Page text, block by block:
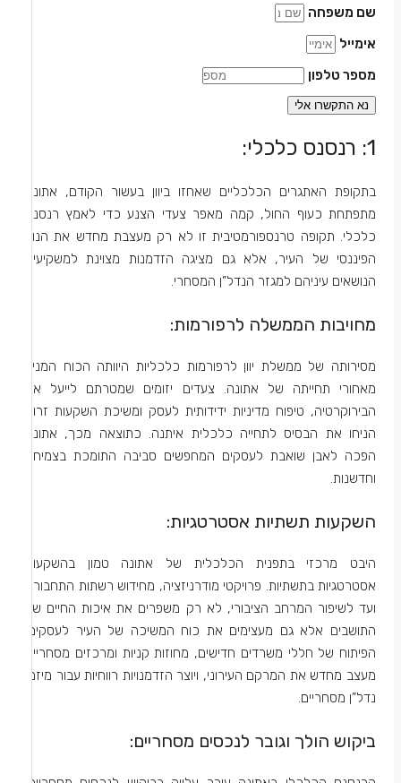
שם משפחה
אימייל
מספר טלפון
נא התקשרו אלי
1: רנסנס כלכלי:
בתקופת האתגרים הכלכליים שאחזו ביוון בעשור הקודם, אתונה
מתפתחת כעוף החול, קמה מאפר צעדי הצנע כדי לאמץ רנסנס
כלכלי. תקופה טרנספורמטיבית זו לא רק מעצבת מחדש את הנוף
הפיננסי של העיר, אלא גם מציגה הזדמנות מצוינת למשקיעים
הנושאים עיניהם למגזר הנדל”ן המסחרי.
מחויבות הממשלה לרפורמות:
מסירותה של ממשלת יוון לרפורמות כלכליות היוותה הכוח המניע
מאחורי תחייתה של אתונה. צעדים יזומים שמטרתם לייעל את
הבירוקרטיה, טיפוח מדיניות ידידותית לעסק ומשיכת השקעות זרות
הניחו את הבסיס לתחייה כלכלית איתנה. כתוצאה מכך, אתונה
הפכה לאבן שואבת לעסקים המחפשים סביבה התומכת בצמיחה
וחדשנות.
השקעות תשתיות אסטרטגיות:
היבט מרכזי בתפנית הכלכלית של אתונה טמון בהשקעות
אסטרטגיות בתשתיות. פרויקטי מודרניזציה, מחידוש רשתות התחבורה
ועד לשיפור המרחב הציבורי, לא רק משפרים את איכות החיים של
התושבים אלא גם מעצימים את כוח המשיכה של העיר לעסקים.
הפיתוח של חללי משרדים חדישים, מחוזות קניות ומרכזים מסחריים
מעצב מחדש את המרקם העירוני, ויוצר הזדמנויות רווחיות עבור מיזמי
נדל”ן מסחריים.
ביקוש הולך וגובר לנכסים מסחריים: